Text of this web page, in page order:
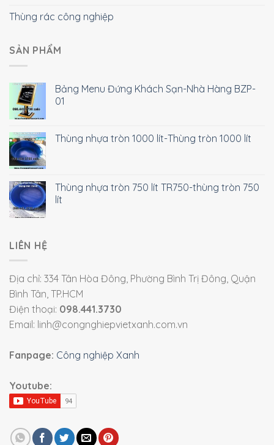
Thùng rác công nghiệp
SẢN PHẨM
Bảng Menu Đứng Khách Sạn-Nhà Hàng BZP-
01
Thùng nhựa tròn 1000 lít-Thùng tròn 1000 lít
Thùng nhựa tròn 750 lít TR750-thùng tròn 750
lít
LIÊN HỆ
Địa chỉ: 334 Tân Hòa Đông, Phường Bình Trị Đông, Quận
Bình Tân, TP.HCM
Điện thoại: 098.441.3730
Email: linh@congnghiepvietxanh.com.vn
Fanpage: Công nghiệp Xanh
Youtube: